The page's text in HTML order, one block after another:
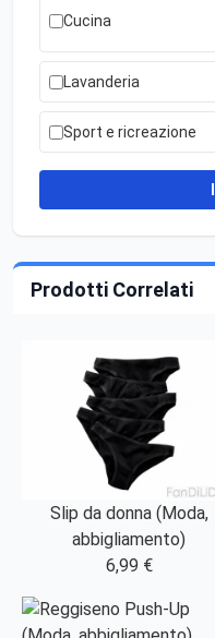
Cucina
Lavanderia
Sport e ricreazione
Prodotti Correlati
Slip da donna (Moda,
abbigliamento)
6,99 €